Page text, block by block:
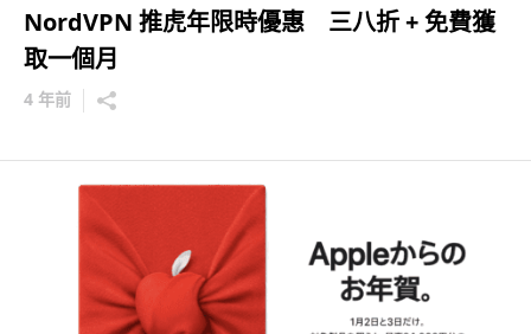
NordVPN 推虎年限時優惠 三八折 + 免費獲
取一個月
4 年前